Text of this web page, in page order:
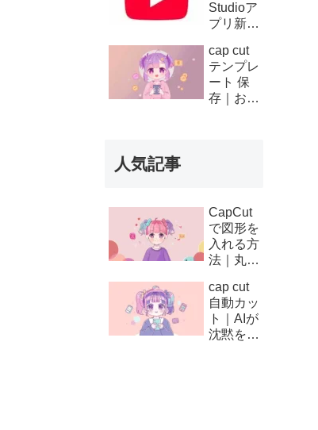
Studioア
プリ新機
チャンネ
ルの収
益・支払
い履歴が
cap cut
テンプレ
ート 保
存｜お気
人気記事
CapCut
で図形を
入れる方
法｜丸・
角の使い
方と編集
テクニッ
ク
cap cut
自動カッ
ト｜AIが
沈黙をカ